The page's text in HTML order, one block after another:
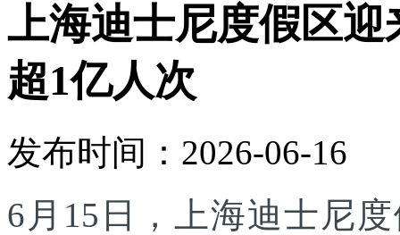
上海迪士尼度假区
超1亿人次
发布时间：2026-06-16
6月15日，上海迪士尼